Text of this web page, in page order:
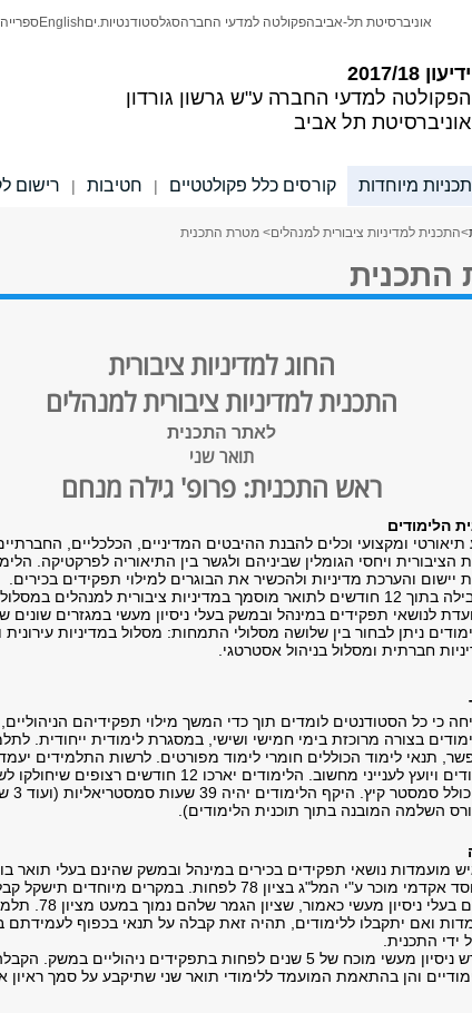
ידיעון 2017/18
הפקולטה למדעי החברה ע"ש גרשון גורדון
אוניברסיטת תל אביב
אוניברסיטת תל-אביבהפקולטה למדעי החברהסגלסטודנטיות.יםEnglishספרייה
תכניות מיוחדות קורסים כלל פקולטטיים | חטיבות | רישום
>התכנית למדיניות ציבורית למנהלים> מטרת התכנית
התכנית
החוג למדיניות ציבורית
התכנית למדיניות ציבורית למנהלים
לאתר התכנית
תואר שני
ראש התכנית: פרופ' גילה מנחם
הלימודים
תיאורטי ומקצועי וכלים להבנת ההיבטים המדיניים, הכלכליים,
הציבורית ויחסי הגומלין שביניהם ולגשר בין התיאוריה לפרקטיקה.
יישום והערכת מדיניות ולהכשיר את הבוגרים למילוי תפקידים בכירים.
ציבורית למנהלים במסלול ללא תיזה.
לנושאי תפקידים במינהל ובמשק בעלי ניסיון מעשי במגזרים שונים
ניתן לבחור בין שלושה מסלולי התמחות: מסלול במדיניות עירונית
חברתית ומסלול בניהול אסטרטגי.
כי כל הסטודנטים לומדים תוך כדי המשך מילוי תפקידיהם הניהוליים,
בצורה מרוכזת בימי חמישי ושישי, במסגרת לימודית ייחודית.
תנאי לימוד הכוללים חומרי לימוד מפורטים. לרשות התלמידים
לסיוע בלימודים ויועץ לענייני מחשוב. הלימודים יארכו 12 חודשים
השלמה המובנה בתוך תוכנית הלימודים).
מועמדות נושאי תפקידים בכירים במינהל ובמשק שהינם בעלי תואר
ראשון) ממוסד אקדמי מוכר ע"י המל"ג בציון 78 לפחות. במקרים
של מועמדים בעלי
ואם יתקבלו ללימודים, תהיה זאת קבלה על תנאי בכפוף לעמידתם
ידי התכנית.
כמו כן, יידרש ניסיון מעשי מוכח של 5 שנים לפחות בתפקידים ניהוליים
והן בהתאמת המועמד ללימודי תואר שני שתיקבע על סמך ראיון